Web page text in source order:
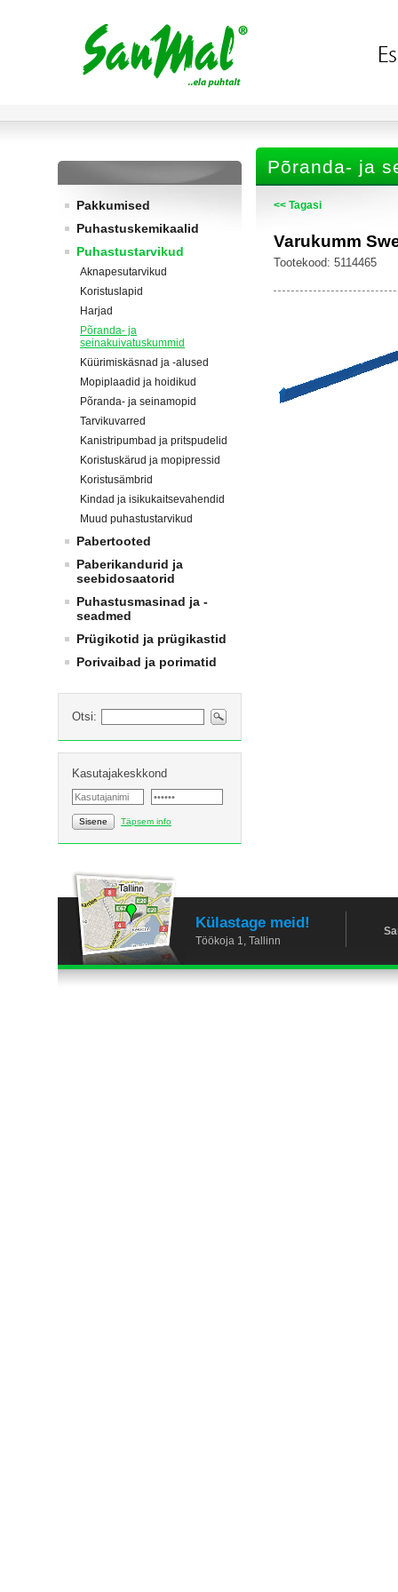
Pakkumised
Puhastuskemikaalid
Puhastustarvikud
Aknapesutarvikud
Koristuslapid
Harjad
Põranda- ja
seinakuivatuskummid
Küürimiskäsnad ja -alused
Mopiplaadid ja hoidikud
Põranda- ja seinamopid
Tarvikuvarred
Kanistripumbad ja pritspudelid
Koristuskärud ja mopipressid
Koristusämbrid
Kindad ja isikukaitsevahendid
Muud puhastustarvikud
Pabertooted
Paberikandurid ja
seebidosaatorid
Puhastusmasinad ja -
seadmed
Prügikotid ja prügikastid
Porivaibad ja porimatid
Otsi:
Kasutajakeskkond
Sisene Täpsem info
Põranda- ja
<< Tagasi
Varukumm
Tootekood: 5114465
Külastage meid!
Töökoja 1, Tallinn